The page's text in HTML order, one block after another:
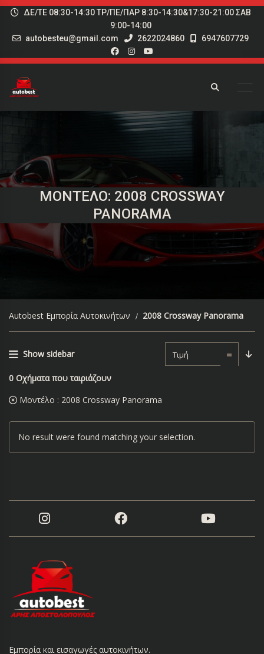
ΔΕ/ΤΕ 08:30-14:30 ΤΡ/ΠΕ/ΠΑΡ 8:30-14:30&17:30-21:00 ΣΑΒ
9:00-14:00
autobesteu@gmail.com
2622024860 6947607729
ΜΟΝΤΈΛΟ: 2008 CROSSWAY
PANORAMA
Autobest Εμπορία Αυτοκινήτων 2008 Crossway Panorama
Show sidebar Τιμή
0 Οχήματα που ταιριάζουν
Μοντέλο : 2008 Crossway Panorama
No result were found matching your selection.
Εμπορία και εισαγωγές αυτοκινήτων.